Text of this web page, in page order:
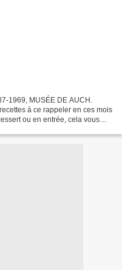
1969, MUSÉE DE AUCH.
à ce rappeler en ces mois
ou en entrée, cela vous